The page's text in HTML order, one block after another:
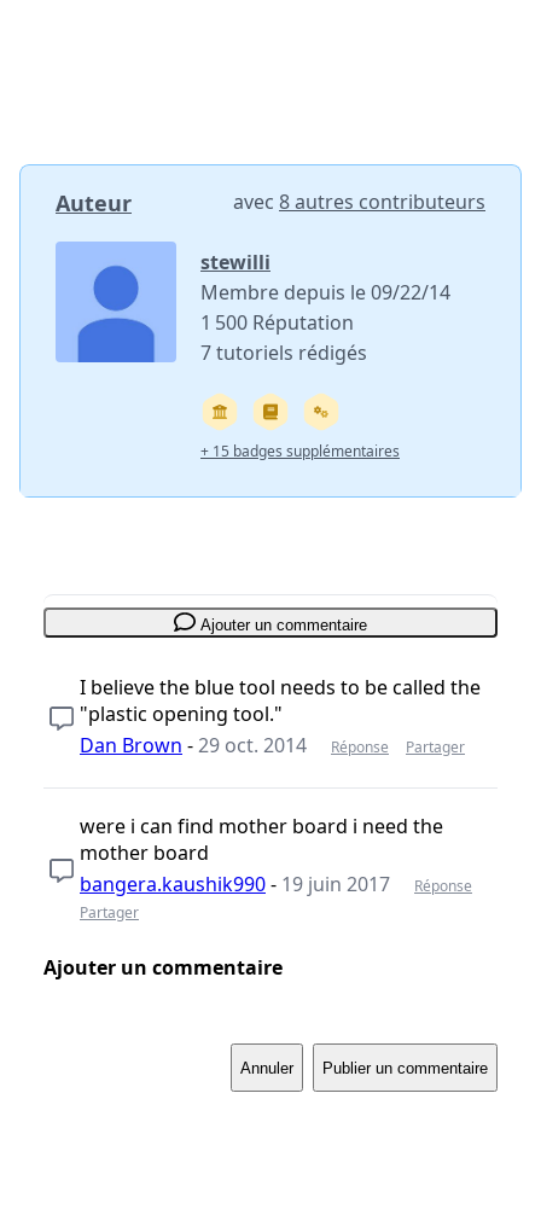
Auteur avec 8 autres contributeurs
stewilli
Membre depuis le 09/22/14
1 500 Réputation
7 tutoriels rédigés
+ 15 badges supplémentaires
Ajouter un commentaire
I believe the blue tool needs to be called the
"plastic opening tool."
Dan Brown -29 oct. 2014 Réponse Partager
were i can find mother board i need the
mother board
bangera.kaushik990- 19 juin 2017
Réponse
Partager
Ajouter un commentaire
Annuler Publier un commentaire